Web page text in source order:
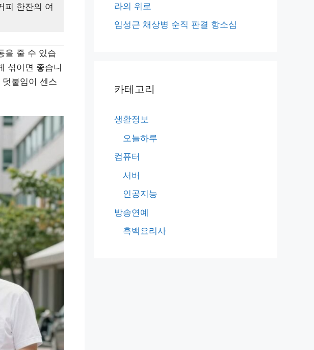
피 한잔의 여
을 줄 수 있습
섞이면 좋습니
붙임이 센스
라의 위로
임성근 채상병 순직 판결 항소심
카테고리
생활정보
오늘하루
컴퓨터
서버
인공지능
방송연예
흑백요리사